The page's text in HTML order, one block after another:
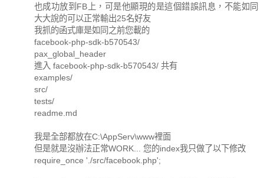
也成功放到FB上，可是他顯現的是這個錯誤訊息，不能如同
大大說的可以正常輸出25名好友
我抓的函式庫是如同之前您載的
facebook-php-sdk-b570543/
pax_global_header
進入 facebook-php-sdk-b570543/ 共有
examples/
src/
tests/
readme.md
我是全部都放在C:\AppServ\www裡面
但是就是沒辦法正常WORK... 您的index我只做了以下修改
require_once './src/facebook.php';